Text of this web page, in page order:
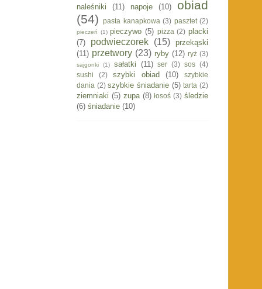
naleśniki (11) napoje (10)
obiad
(54)
pasta kanapkowa (3) pasztet (2)
pieczeń (1) pieczywo (5) pizza (2) placki
(7)
podwieczorek (15) przekąski
(11) przetwory (23) ryby (12) ryż (3)
sajgonki (1) sałatki (11) ser (3) sos (4)
sushi
(2) szybki obiad (10)
szybkie
dania (2) szybkie śniadanie (5) tarta (2)
ziemniaki (5) zupa (8) łosoś (3) śledzie
(6) śniadanie (10)